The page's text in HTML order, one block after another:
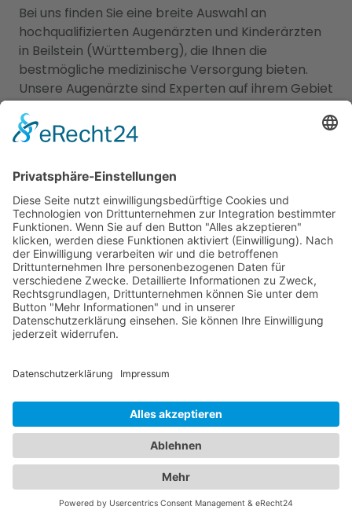
Bei uns finden Sie eine breite Auswahl an
hochqualifizierten Augenärzten und Kinderärzten
in Beilstein (Württemberg), die Ihnen die
bestmögliche medizinische Versorgung bieten.
Unsere Augenärzte sind Experten auf ihrem Gebiet
Diagnose, Behandlung und Pflege von
Augenerkrankungen. Sie verwenden modernste
Leistungen an, darunter Routineuntersuchungen,
Augenlaserbehandlungen, Brillen- und
Kontaktlinsenanpassungen sowie die Behandlung
von Augenerkrankungen bei Erwachsenen. Für
unsere jüngsten Patienten bieten wir eine
sorgfältig ausgewählte Liste von Kinderärzten, die
sich auf die einzigartigen Bedürfnisse von Kindern
spezialisiert haben. Diese Ärzte bieten
Vorsorgeuntersuchungen, Impfungen,
einfühlsame Betreuung an, um sicherzustellen,
Verlassen Sie sich auf unser Branchenportal, um
den besten Augenarzt undKinderarzt Beilstein
zu finden. Sorgen Sie für die
Gesundheit Ihrer Augen und die Ihrer Familie,
indem Sie sich auf die Fachkompetenz und
Erfahrung unserer Ärzte verlassen.